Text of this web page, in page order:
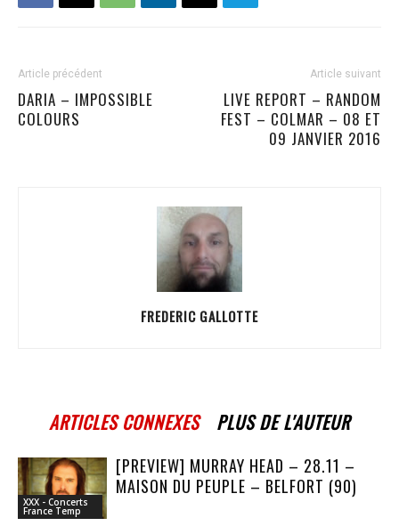
Article précédent
DARIA – IMPOSSIBLE
COLOURS
Article suivant
LIVE REPORT – RANDOM
FEST – COLMAR – 08 ET
09 JANVIER 2016
FREDERIC GALLOTTE
ARTICLES CONNEXES PLUS DE L'AUTEUR
XXX - Concerts
France Temp
[PREVIEW] MURRAY HEAD – 28.11 –
MAISON DU PEUPLE – BELFORT (90)